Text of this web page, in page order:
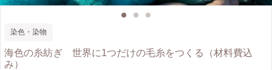
染色・染物
海色の糸紡ぎ 世界に1つだけの毛糸をつくる（材料費込
み）